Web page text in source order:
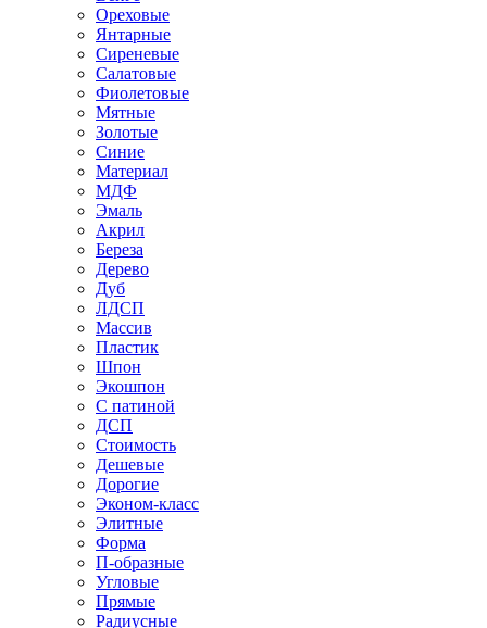
Ореховые
Янтарные
Сиреневые
Салатовые
Фиолетовые
Мятные
Золотые
Синие
Материал
МДФ
Эмаль
Акрил
Береза
Дерево
Дуб
ЛДСП
Массив
Пластик
Шпон
Экошпон
С патиной
ДСП
Стоимость
Дешевые
Дорогие
Эконом-класс
Элитные
Форма
П-образные
Угловые
Прямые
Радиусные